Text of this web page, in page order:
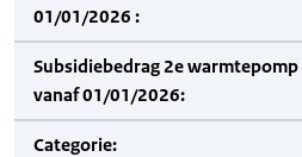
01/01/2026 :
Subsidiebedrag 2e warmtepomp
vanaf 01/01/2026:
Categorie: